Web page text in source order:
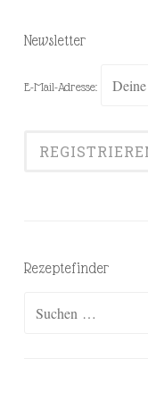
Newsletter
E-Mail-Adresse:
Rezeptefinder